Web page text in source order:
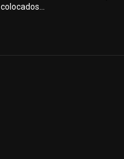
colocados...